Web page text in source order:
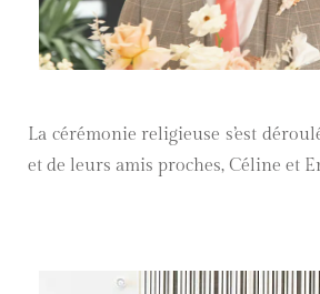
La cérémonie religieuse s’est
et de leurs amis proches, Céline et